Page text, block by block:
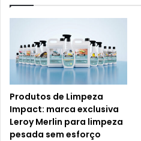
Produtos de Limpeza
Impact: marca exclusiva
Leroy Merlin para limpeza
pesada sem esforço